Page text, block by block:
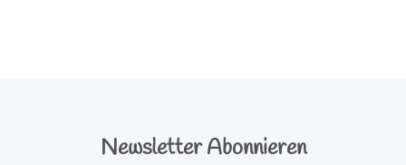
Newsletter Abonnieren